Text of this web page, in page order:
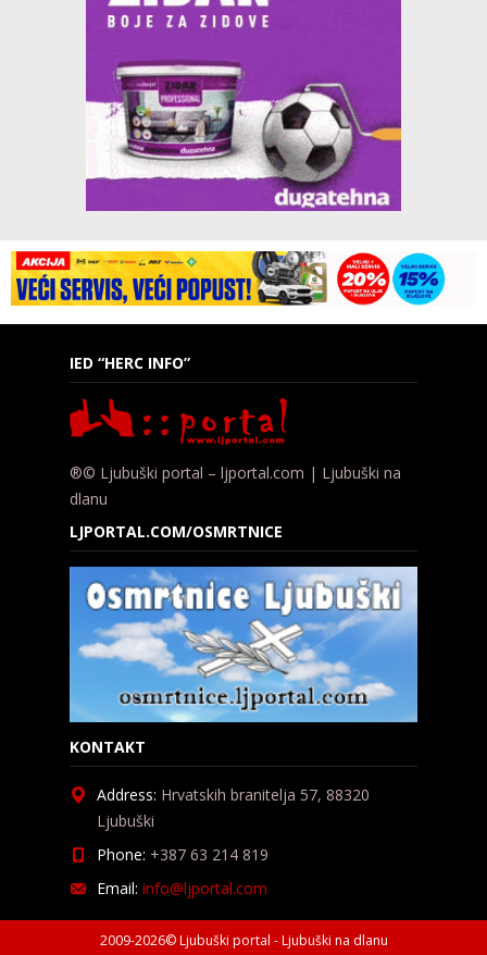
IED “HERC INFO”
®© Ljubuški portal – ljportal.com | Ljubuški na
dlanu
LJPORTAL.COM/OSMRTNICE
KONTAKT
Address: Hrvatskih branitelja 57, 88320
Ljubuški
Phone: +387 63 214 819
Email: info@ljportal.com
2009-2026© Ljubuški portal - Ljubuški na dlanu